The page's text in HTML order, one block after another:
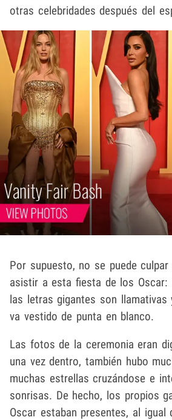
otras celebridades después del
Por supuesto, no se puede
asistir a esta fiesta de los
las letras gigantes son
va vestido de punta en blanco.
Las fotos de la ceremonia eran
una vez dentro, también hubo
muchas estrellas cruzándose e
sonrisas. De hecho, los propios
Oscar estaban presentes, al